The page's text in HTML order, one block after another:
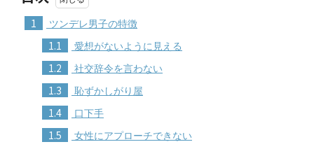
1 ツンデレ男子の特徴
1.1 愛想がないように見える
1.2 社交辞令を言わない
1.3 恥ずかしがり屋
1.4 口下手
1.5 女性にアプローチできない